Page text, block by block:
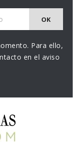
Para ello,
en el aviso